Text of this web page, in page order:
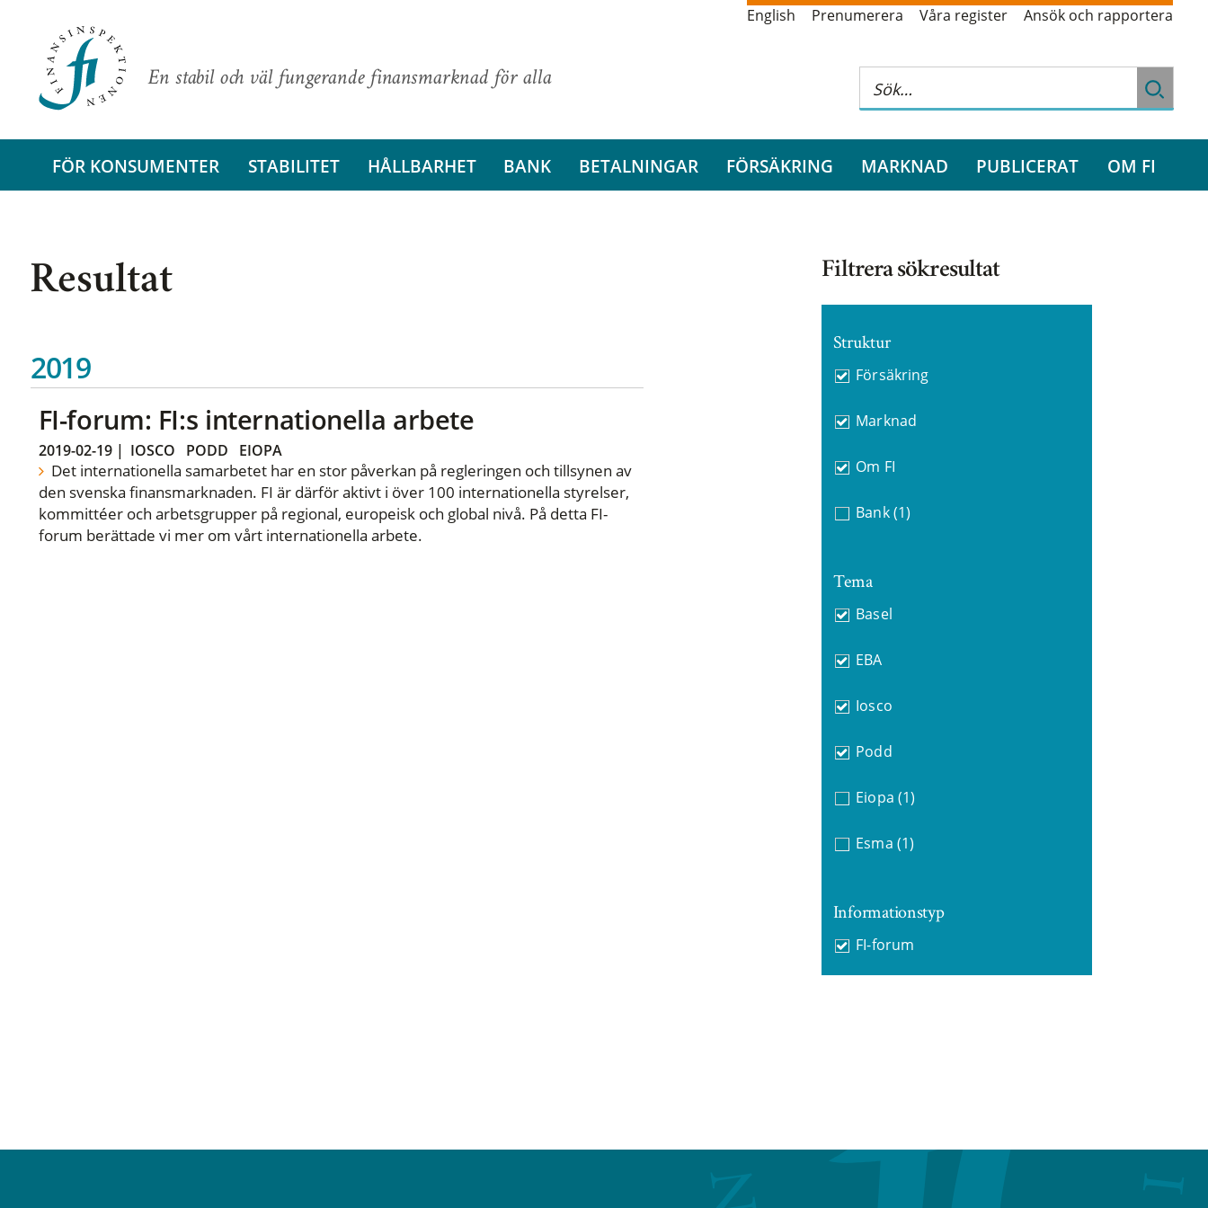
En stabil och väl fungerande finansmarknad för alla
English Prenumerera Våra register Ansök och rapportera
FÖR KONSUMENTER STABILITET HÅLLBARHET BANK BETALNINGAR FÖRSÄKRING MARKNAD PUBLICERAT OM FI
Resultat
2019
FI-forum: FI:s internationella arbete
2019-02-19| IOSCO PODD EIOPA
Det internationella samarbetet har en stor påverkan på regleringen och tillsynen av
den svenska finansmarknaden. FI är därför aktivt i över 100 internationella styrelser,
kommittéer och arbetsgrupper på regional, europeisk och global nivå. På detta FI-
forum berättade vi mer om vårt internationella arbete.
Filtrera sökresultat
Struktur
Försäkring
Marknad
Om FI
Bank (1)
Tema
Basel
EBA
Iosco
Podd
Eiopa (1)
Esma (1)
Informationstyp
FI-forum